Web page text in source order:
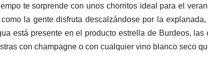
te sorprende con unos chorritos ideal para el
la gente disfruta descalzándose por la
está presente en el producto estrella de Burdeos,
con champagne o con cualquier vino blanco seco